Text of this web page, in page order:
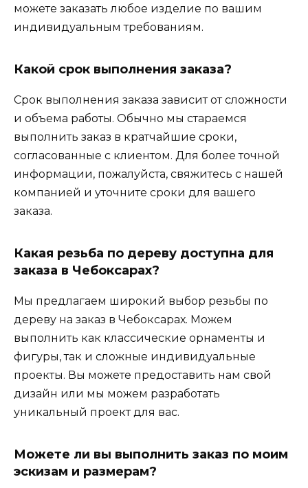
можете заказать любое изделие по вашим
индивидуальным требованиям.
Какой срок выполнения заказа?
Срок выполнения заказа зависит от сложности
и объема работы. Обычно мы стараемся
выполнить заказ в кратчайшие сроки,
согласованные с клиентом. Для более точной
информации, пожалуйста, свяжитесь с нашей
компанией и уточните сроки для вашего
заказа.
Какая резьба по дереву доступна для
заказа в Чебоксарах?
Мы предлагаем широкий выбор резьбы по
дереву на заказ в Чебоксарах. Можем
выполнить как классические орнаменты и
фигуры, так и сложные индивидуальные
проекты. Вы можете предоставить нам свой
дизайн или мы можем разработать
уникальный проект для вас.
Можете ли вы выполнить заказ по моим
эскизам и размерам?